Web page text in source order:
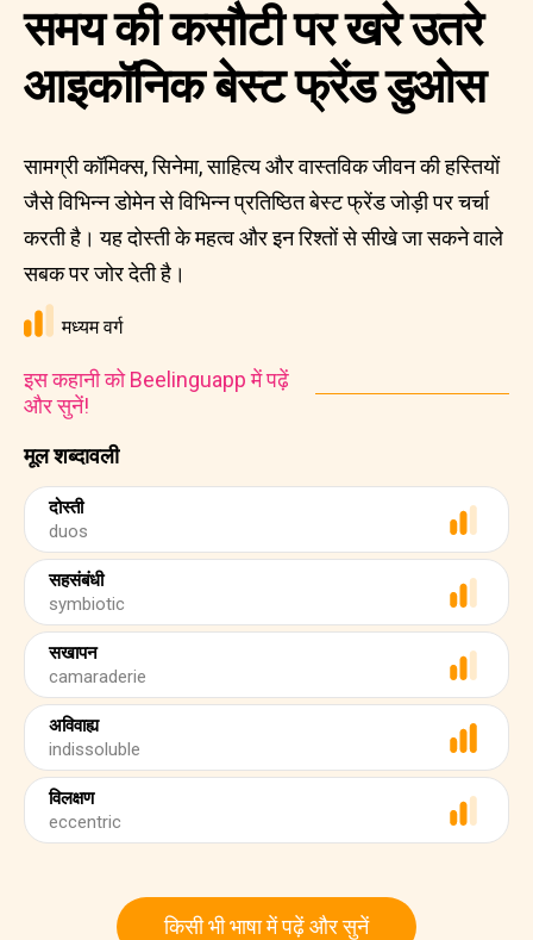
मूल शब्दावली
दोस्ती
duos
सहसंबंधी
symbiotic
सखापन
camaraderie
अविवाह्य
indissoluble
विलक्षण
eccentric
समय की कसौटी पर खरे उतरे
आइकॉनिक बेस्ट फ्रेंड डुओस
सामग्री कॉमिक्स, सिनेमा, साहित्य और वास्तविक जीवन की हस्तियों
जैसे विभिन्न डोमेन से विभिन्न प्रतिष्ठित बेस्ट फ्रेंड जोड़ी पर चर्चा
करती है। यह दोस्ती के महत्व और इन रिश्तों से सीखे जा सकने वाले
सबक पर जोर देती है।
मध्यम वर्ग
इस कहानी को Beelinguapp में पढ़ें
और सुनें!
किसी भी भाषा में पढ़ें और सुनें